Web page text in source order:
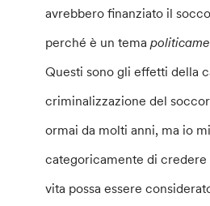
avrebbero finanziato il
perché è un tema
Questi sono gli effetti della
criminalizzazione del
ormai da molti anni, ma io
categoricamente di credere
vita possa essere